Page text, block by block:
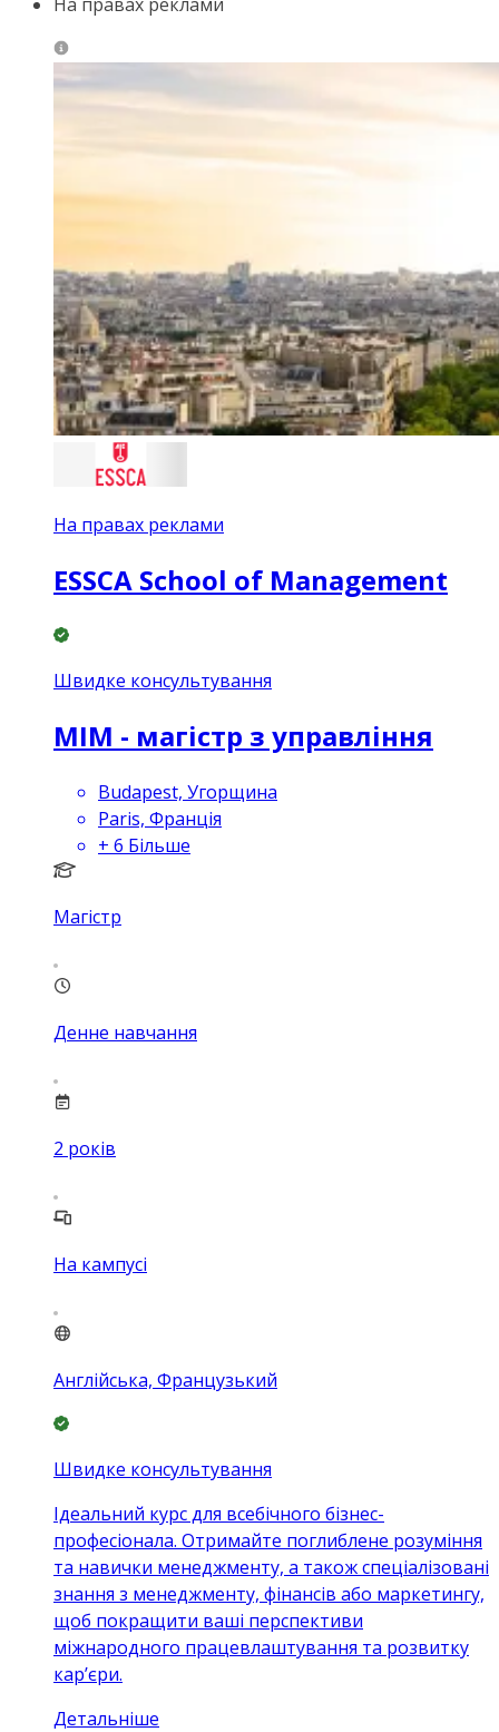
На правах реклами
ESSCA School of Management
Швидке консультування
MIM - магістр з управління
Budapest, Угорщина
Paris, Франція
+ 6 Більше
Магістр
Денне навчання
2 років
На кампусі
Англійська, Французький
Швидке консультування
Ідеальний курс для всебічного бізнес-
професіонала. Отримайте поглиблене розуміння
та навички менеджменту, а також спеціалізовані
знання з менеджменту, фінансів або маркетингу,
щоб покращити ваші перспективи
міжнародного працевлаштування та розвитку
кар’єри.
Детальніше